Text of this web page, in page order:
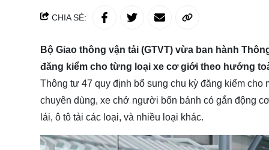
CHIA SẺ:
Bộ Giao thông vận tải (GTVT) vừa ban hành
đăng kiểm cho từng loại xe cơ giới theo hướng
Thông tư 47 quy định bổ sung chu kỳ đăng kiểm
chuyên dùng, xe chở người bốn bánh có gắn động
lái, ô tô tải các loại, và nhiều loại khác.